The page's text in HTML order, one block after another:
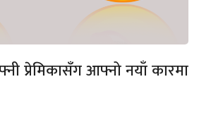
प्रेमिकासँग आफ्नो नयाँ कारमा